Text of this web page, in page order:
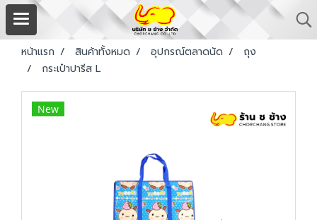
หน้าแรก สินค้าทั้งหมด อุปกรณ์ตลาดนัด
ถุง
กระเป๋าปารีส L
New